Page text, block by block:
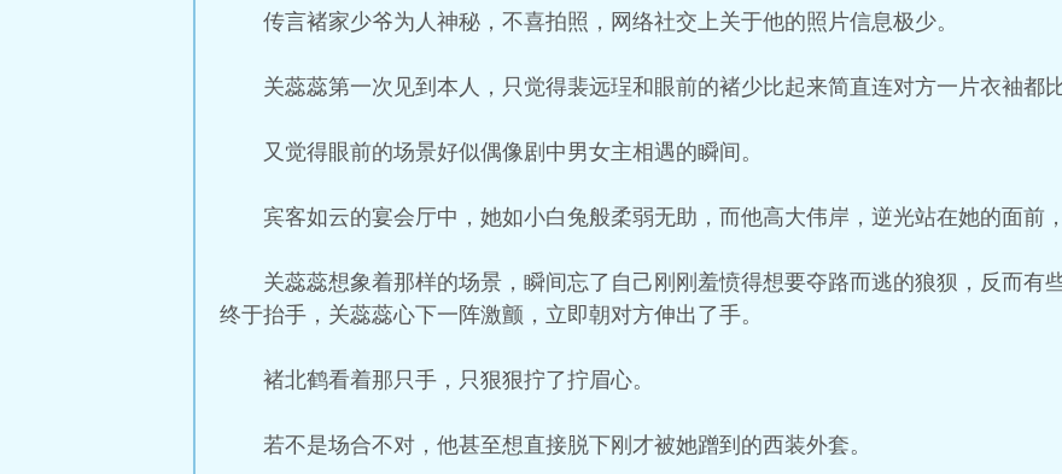
传言褚家少爷为人神秘，不喜拍照，网络社交上关于他的照片信息极少。
关蕊蕊第一次见到本人，只觉得裴远珵和眼前的褚少比起来简直连对方一片衣袖都比
又觉得眼前的场景好似偶像剧中男女主相遇的瞬间。
宾客如云的宴会厅中，她如小白兔般柔弱无助，而他高大伟岸，逆光站在她的面前
关蕊蕊想象着那样的场景，瞬间忘了自己刚刚羞愤得想要夺路而逃的狼狈，反而有
终于抬手，关蕊蕊心下一阵激颤，立即朝对方伸出了手。
褚北鹤看着那只手，只狠狠拧了拧眉心。
若不是场合不对，他甚至想直接脱下刚才被她蹭到的西装外套。